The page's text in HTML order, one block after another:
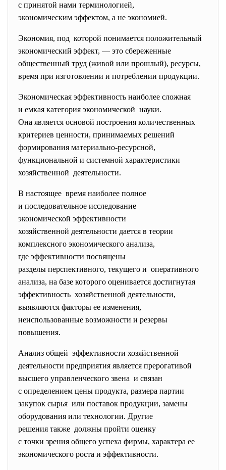
с принятой нами терминологией,
экономическим эффектом, а не экономией.
Экономия, под которой понимается положительный
экономический эффект, — это сбереженные
общественный труд (живой или прошлый), ресурсы,
время при изготовлении и потреблении продукции.
Экономическая эффективность наиболее сложная
и емкая категория экономической науки.
Она является основой построения количественных
критериев ценности, принимаемых решений
формирования материально-ресурсной,
функциональной и системной характеристики
хозяйственной деятельности.
В настоящее время наиболее полное
и последовательное исследование
экономической эффективности
хозяйственной деятельности дается в теории
комплексного экономического анализа,
где эффективности посвящены
разделы перспективного, текущего и оперативного
анализа, на базе которого оценивается достигнутая
эффективность хозяйственной деятельности,
выявляются факторы ее изменения,
неиспользованные возможности и резервы
повышения.
Анализ общей эффективности хозяйственной
деятельности предприятия является прерогативой
высшего управленческого звена и связан
с определением цены продукта, размера партии
закупок сырья или поставок продукции, замены
оборудования или технологии. Другие
решения также должны пройти оценку
с точки зрения общего успеха фирмы, характера ее
экономического роста и эффективности.